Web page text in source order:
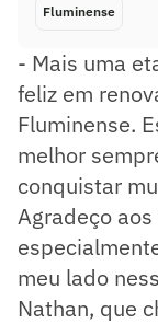
Fluminense
- Mais uma
feliz em
Fluminense.
melhor
conquistar
Agradeço
meu lado
Nathan, que